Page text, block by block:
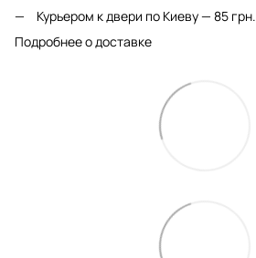
Курьером к двери по Киеву — 85 грн.
Подробнее о доставке